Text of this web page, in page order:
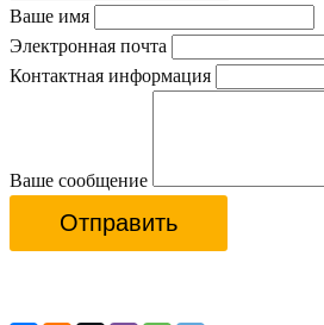
Ваше имя
Электронная почта
Контактная информация
Ваше сообщение
Отправить